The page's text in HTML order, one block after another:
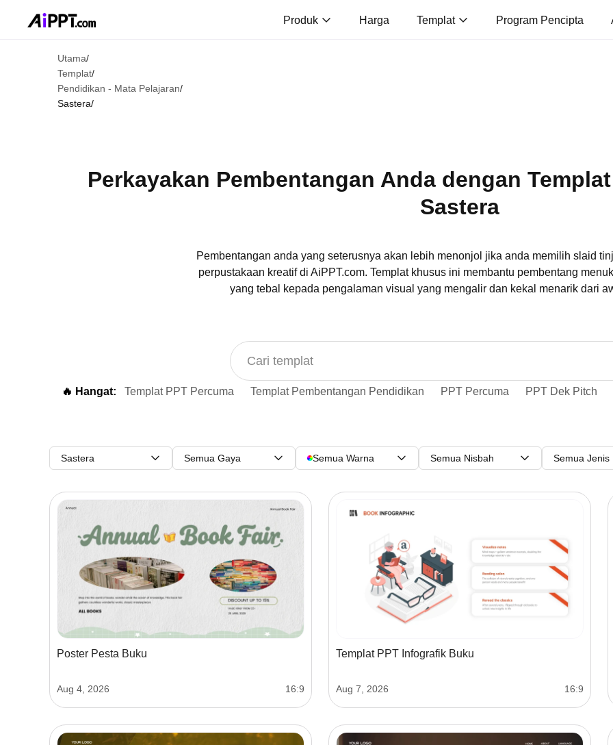
Produk Harga Templat Program Pencipta
Utama/
Templat/
Pendidikan - Mata Pelajaran/
Sastera/
Perkayakan Pembentangan Anda dengan
Sastera
Pembentangan anda yang seterusnya akan lebih menonjol jika anda memilih slaid
perpustakaan kreatif di AiPPT.com. Templat khusus ini membantu pembentang
yang tebal kepada pengalaman visual yang mengalir dan kekal menarik dari
🔥 Hangat: Templat PPT Percuma Templat Pembentangan Pendidikan PPT Percuma PPT Dek Pitch
Sastera Semua Gaya Semua Warna Semua Nisbah Semua Jenis
Poster Pesta Buku
Aug 4, 2026 16:9
Templat PPT Infografik Buku
Aug 7, 2026 16:9